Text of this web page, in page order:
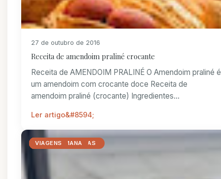
27 de outubro de 2016
Receita de amendoim praliné crocante
Receita de AMENDOIM PRALINÉ O Amendoim praliné é
um amendoim com crocante doce Receita de
amendoim praliné (crocante) Ingredientes...
Ler artigo
_VIAGENS
ANTES DE VIAJAR
COM CRIANÇAS
CURIOSO
DICAS IMPORTANTES
DIVERSAO
FAZENDO AS MALAS
FERIADOS
FIM DE SEMANA
VIAGENS